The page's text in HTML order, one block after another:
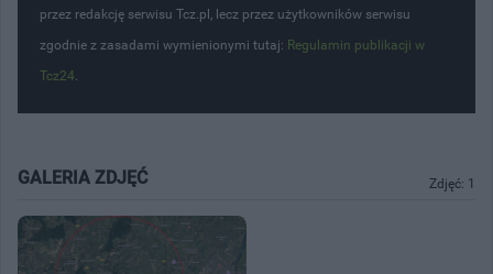
przez redakcję serwisu Tcz.pl, lecz przez użytkowników serwisu
zgodnie z zasadami wymienionymi tutaj: Regulamin publikacji w
Tcz24.
Zdjęć: 1
GALERIA ZDJĘĆ